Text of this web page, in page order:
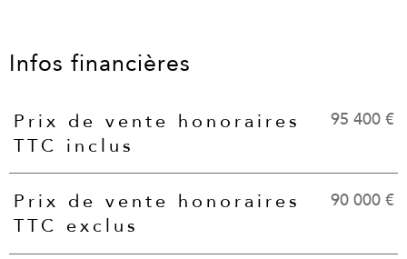
Infos financières
Caractéristiques Valeurs
Prix de vente honoraires
TTC inclus
95 400 €
Prix de vente honoraires
TTC exclus
90 000 €